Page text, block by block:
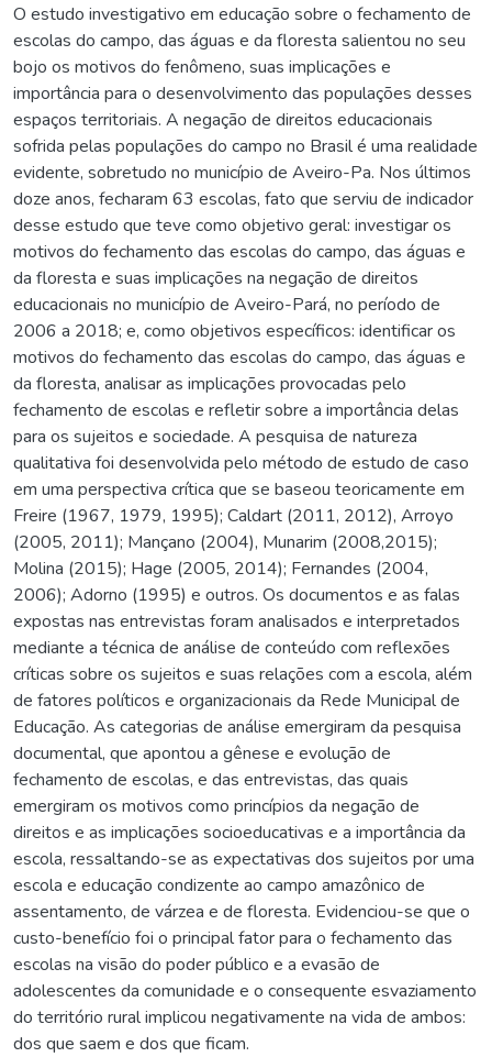
O estudo investigativo em educação sobre o fechamento de
escolas do campo, das águas e da floresta salientou no seu
bojo os motivos do fenômeno, suas implicações e
importância para o desenvolvimento das populações desses
espaços territoriais. A negação de direitos educacionais
sofrida pelas populações do campo no Brasil é uma realidade
evidente, sobretudo no município de Aveiro-Pa. Nos últimos
doze anos, fecharam 63 escolas, fato que serviu de indicador
desse estudo que teve como objetivo geral: investigar os
motivos do fechamento das escolas do campo, das águas e
da floresta e suas implicações na negação de direitos
educacionais no município de Aveiro-Pará, no período de
2006 a 2018; e, como objetivos específicos: identificar os
motivos do fechamento das escolas do campo, das águas e
da floresta, analisar as implicações provocadas pelo
fechamento de escolas e refletir sobre a importância delas
para os sujeitos e sociedade. A pesquisa de natureza
qualitativa foi desenvolvida pelo método de estudo de caso
em uma perspectiva crítica que se baseou teoricamente em
Freire (1967, 1979, 1995); Caldart (2011, 2012), Arroyo
(2005, 2011); Mançano (2004), Munarim (2008,2015);
Molina (2015); Hage (2005, 2014); Fernandes (2004,
2006); Adorno (1995) e outros. Os documentos e as falas
expostas nas entrevistas foram analisados e interpretados
mediante a técnica de análise de conteúdo com reflexões
críticas sobre os sujeitos e suas relações com a escola, além
de fatores políticos e organizacionais da Rede Municipal de
Educação. As categorias de análise emergiram da pesquisa
documental, que apontou a gênese e evolução de
fechamento de escolas, e das entrevistas, das quais
emergiram os motivos como princípios da negação de
direitos e as implicações socioeducativas e a importância da
escola, ressaltando-se as expectativas dos sujeitos por uma
escola e educação condizente ao campo amazônico de
assentamento, de várzea e de floresta. Evidenciou-se que o
custo-benefício foi o principal fator para o fechamento das
escolas na visão do poder público e a evasão de
adolescentes da comunidade e o consequente esvaziamento
do território rural implicou negativamente na vida de ambos:
dos que saem e dos que ficam.